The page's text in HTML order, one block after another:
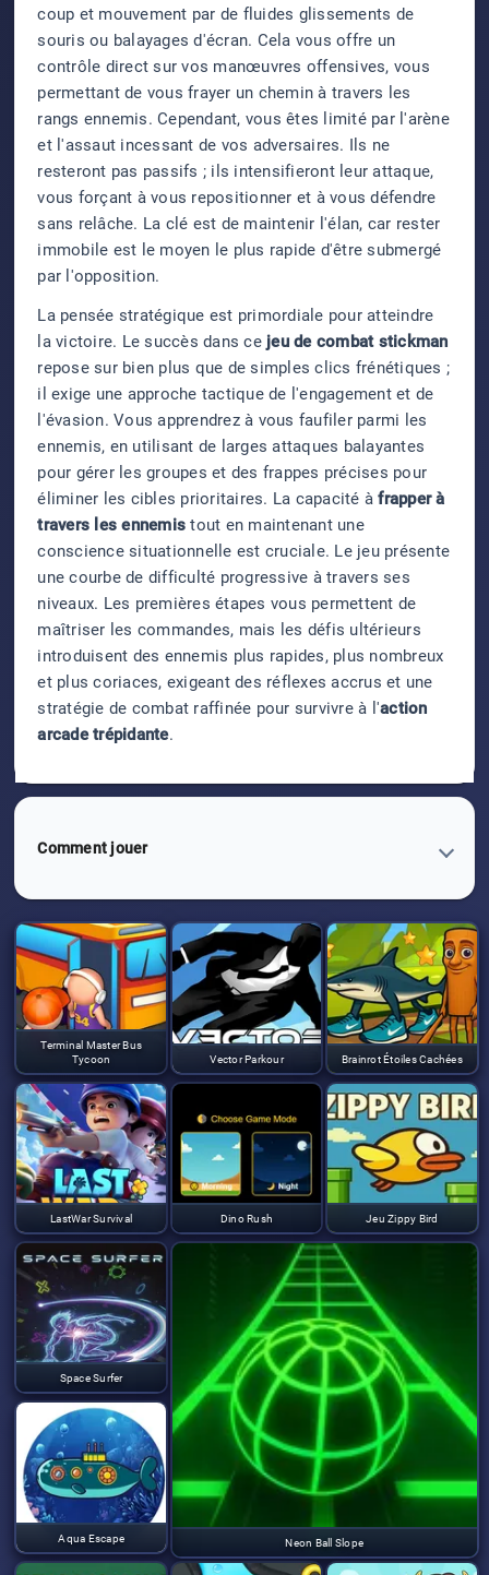
coup et mouvement par de fluides glissements de
souris ou balayages d'écran. Cela vous offre un
contrôle direct sur vos manœuvres offensives, vous
permettant de vous frayer un chemin à travers les
rangs ennemis. Cependant, vous êtes limité par l'arène
et l'assaut incessant de vos adversaires. Ils ne
resteront pas passifs ; ils intensifieront leur attaque,
vous forçant à vous repositionner et à vous défendre
sans relâche. La clé est de maintenir l'élan, car rester
immobile est le moyen le plus rapide d'être submergé
par l'opposition.
La pensée stratégique est primordiale pour atteindre
la victoire. Le succès dans ce jeu de combat stickman
repose sur bien plus que de simples clics frénétiques ;
il exige une approche tactique de l'engagement et de
l'évasion. Vous apprendrez à vous faufiler parmi les
ennemis, en utilisant de larges attaques balayantes
pour gérer les groupes et des frappes précises pour
éliminer les cibles prioritaires. La capacité àfrapper à
travers les ennemis tout en maintenant une
conscience situationnelle est cruciale. Le jeu présente
une courbe de difficulté progressive à travers ses
niveaux. Les premières étapes vous permettent de
maîtriser les commandes, mais les défis ultérieurs
introduisent des ennemis plus rapides, plus nombreux
et plus coriaces, exigeant des réflexes accrus et une
stratégie de combat raffinée pour survivre à l'action
arcade trépidante.
Comment jouer
Terminal Master Bus
Tycoon
Vector Parkour Brainrot Étoiles Cachées
LastWar Survival Dino Rush Jeu Zippy Bird
Space Surfer
Neon Ball Slope
Aqua Escape